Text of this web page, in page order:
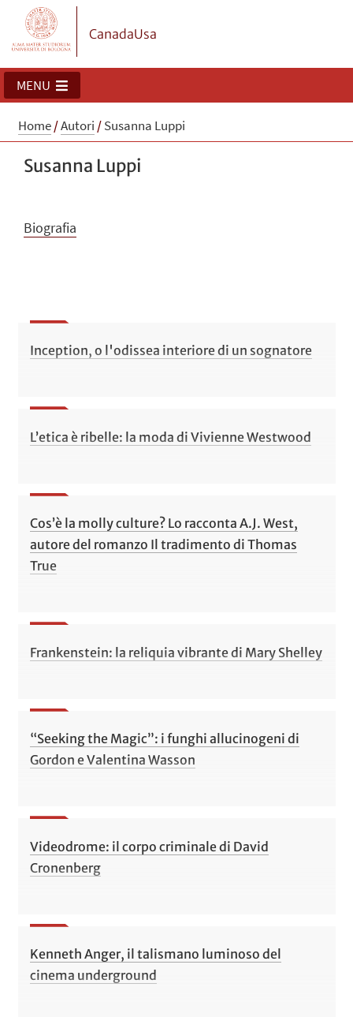
CanadaUsa
MENU
Home/Autori /Susanna Luppi
Susanna Luppi
Biografia
Inception, o l'odissea interiore di un sognatore
L’etica è ribelle: la moda di Vivienne Westwood
Cos’è la molly culture? Lo racconta A.J. West,
autore del romanzo Il tradimento di Thomas
True
Frankenstein: la reliquia vibrante di Mary Shelley
“Seeking the Magic”: i funghi allucinogeni di
Gordon e Valentina Wasson
Videodrome: il corpo criminale di David
Cronenberg
Kenneth Anger, il talismano luminoso del
cinema underground